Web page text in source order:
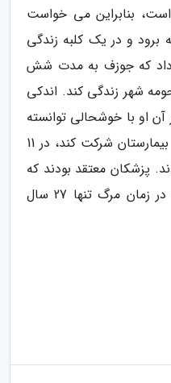
بنابراین می خواست
برود و در یک کلبه زندگی
داد که جوزف به مدت شش
شهر زندگی کند. اندکی
پاک سال 1890 که در آن او با خوشحالی توانسته
بود در مراسم کلیسا در کلیسای بیمارستان شرکت کند، در 11
کردند. پزشکان معتقد بودند که
او در خواب مرده است. جوزف در زمان مرگ تنها 27 سال